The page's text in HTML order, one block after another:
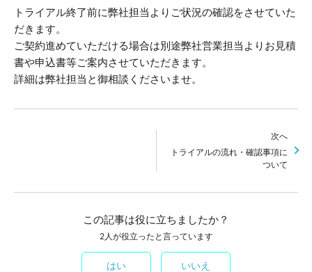
トライアル終了前に弊社担当よりご状況の確認をさせていた
だきます。
ご契約進めていただける場合は別途弊社営業担当よりお見積
書や申込書等ご案内させていただきます。
詳細は弊社担当と御相談くださいませ。
次へ
トライアルの流れ・確認事項に
ついて
この記事は役に立ちましたか？
2人が役立ったと言っています
はい いいえ